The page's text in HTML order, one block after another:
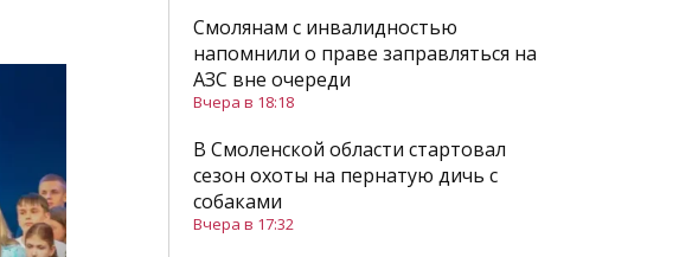
Смолянам с инвалидностью
напомнили о праве заправляться на
АЗС вне очереди
Вчера в 18:18
В Смоленской области стартовал
сезон охоты на пернатую дичь с
собаками
Вчера в 17:32